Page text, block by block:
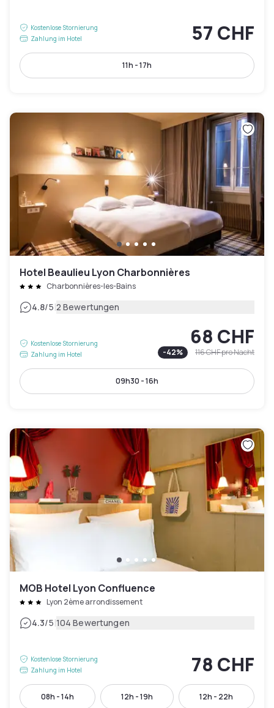
Kostenlose Stornierung
Zahlung im Hotel
57 CHF
11h - 17h
Hotel Beaulieu Lyon Charbonnières
Charbonnières-les-Bains
4.8/5|2 Bewertungen
Kostenlose Stornierung
Zahlung im Hotel
68 CHF
-42% 116 CHFpro Nacht
09h30 - 16h
MOB Hotel Lyon Confluence
Lyon 2ème arrondissement
4.3/5|104 Bewertungen
Kostenlose Stornierung
Zahlung im Hotel
78 CHF
08h - 14h 12h - 19h 12h - 22h